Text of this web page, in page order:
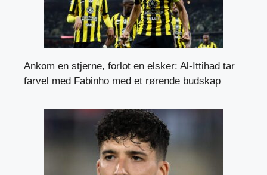
Ankom en stjerne, forlot en elsker: Al-Ittihad tar
farvel med Fabinho med et rørende budskap